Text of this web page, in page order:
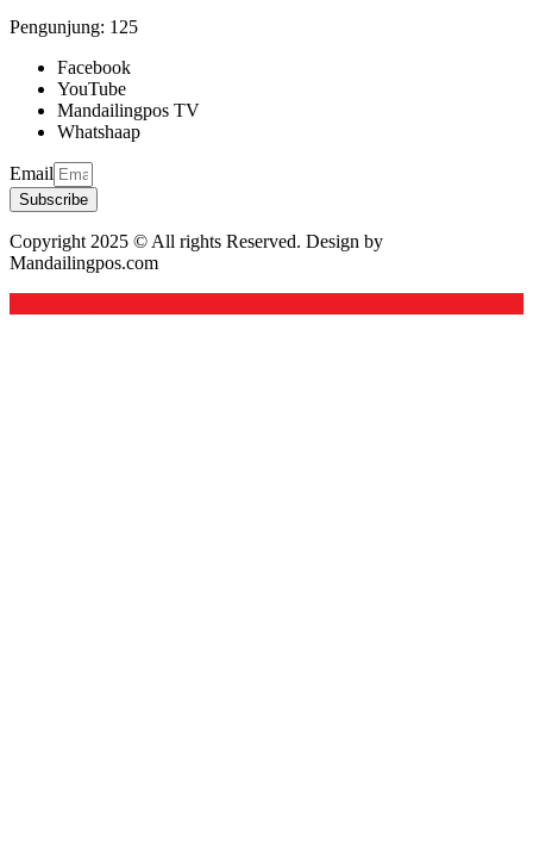
Pengunjung: 125
Facebook
YouTube
Mandailingpos TV
Whatshaap
Email
Subscribe
Copyright 2025 © All rights Reserved. Design by
Mandailingpos.com